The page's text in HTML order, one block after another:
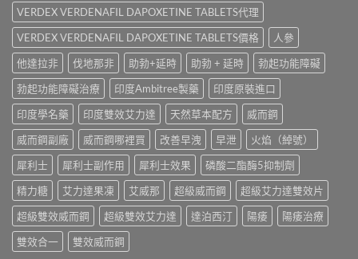
香
港
購
買
指
南〉
中
道、
價
錢
與
真
假
辨
別
指
南〉
中
壯
學
名
藥
真
實
效
果、
正
確
用
法
香
港
購
買
南〉
VERDEX VERDENAFIL DAPOXETINE TABLETS代理
VERDEX VERDENAFIL DAPOXETINE TABLETS價格
人參
他達拉非
伐地那非 助勃+延時 助勃 + 延時
勃起功能障礙
勃起功能障礙治療
印度Ambitree製藥
印度原裝進口
印度學名藥
印度雙效艾力達 天然草本配方
威而鋼
威而鋼副廠
威而鋼哪裡買 改善早洩 早泄
火焰（綽號）
犀利士
犀利士副作用 犀利士效果
磷酸二酯酶5抑制劑
精力糖
艾力達果凍 艾威那 超級威而鋼
超級艾力達雙效片
超級雙效威而鋼
超級雙效艾力達 達泊西汀 陽痿
陽痿治療
雙效合一
雙效威而鋼